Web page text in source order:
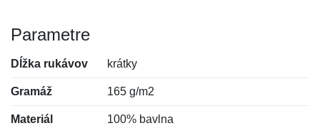
Parametre
Dĺžka rukávov krátky
Gramáž 165 g/m2
Materiál 100% bavlna